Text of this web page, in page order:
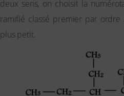
deux sens, on choisit la
ramifié classé premier par
plus petit.